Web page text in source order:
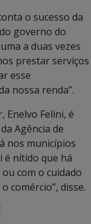
o sucesso da
governo do
a duas vezes
prestar serviços
esse
nossa renda”.
Enelvo Felini, é
Agência de
nos municípios
é nítido que há
com o cuidado
comércio”, disse.